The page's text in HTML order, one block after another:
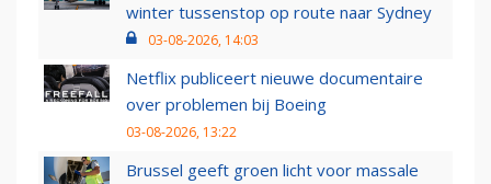
winter tussenstop op route naar Sydney
03-08-2026, 14:03
Netflix publiceert nieuwe documentaire
over problemen bij Boeing
03-08-2026, 13:22
Brussel geeft groen licht voor massale